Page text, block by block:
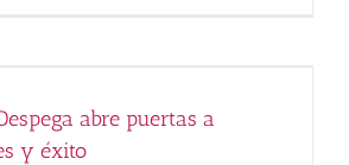
abre puertas a
y éxito